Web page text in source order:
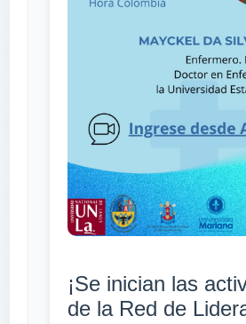
¡Se inician las
de la Red de